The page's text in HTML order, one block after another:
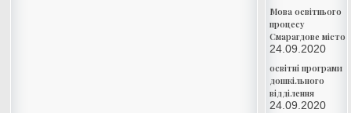
Мова освітнього
процесу
Смарагдове місто
24.09.2020
освітні програми
дошкільного
відділення
24.09.2020